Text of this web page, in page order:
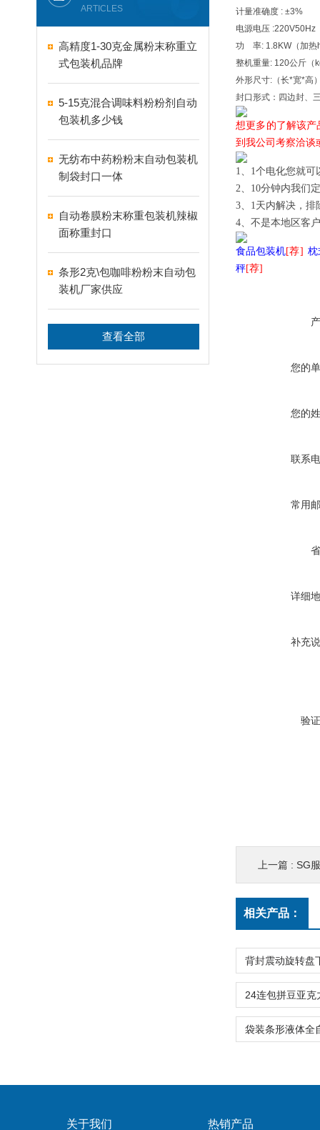
ARTICLES
高精度1-30克金属粉末称重立
式包装机品牌
5-15克混合调味料粉粉剂自动
包装机多少钱
无纺布中药粉粉末自动包装机
制袋封口一体
自动卷膜粉末称重包装机辣椒
面称重封口
条形2克\包咖啡粉粉末自动包
装机厂家供应
查看全部
计量准确度 : ±3%
电源电压
功 率: 1.8KW（加热
整机重量: 120公斤（
外形尺寸:（长*宽*高
封口形式：四边封、
想更多的了解该
到我公司考察洽谈
1、 1个电化您就可
2、 10分钟内我们
3、 1天内解决，排
4、 不是本地区客
食品包装机[荐] 枕
秤[荐]
您的
您的
联系
常用
详细
补充
验
上一篇 : SG
相关产品：
关于我们 热销产品